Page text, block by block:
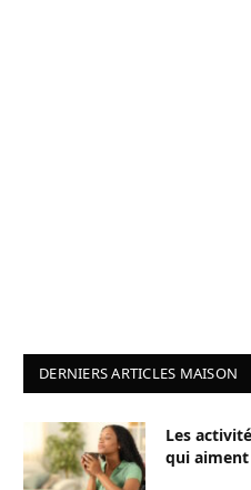
DERNIERS ARTICLES MAISON
Les
qui aiment